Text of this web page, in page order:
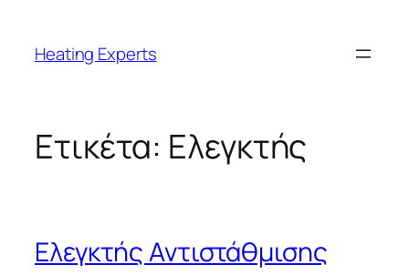
περιεχόμενο
Heating Experts
Ετικέτα: Ελεγκτής
Ελεγκτής Αντιστάθμισης